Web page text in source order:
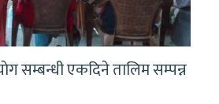
सम्बन्धी एकदिने तालिम सम्पन्न